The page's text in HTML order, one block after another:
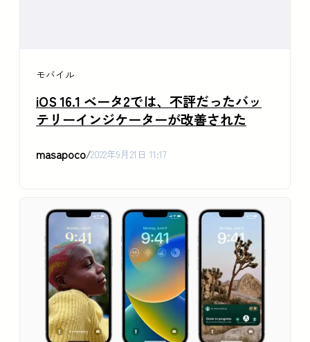
モバイル
iOS 16.1 ベータ2では、不評だったバッ
テリーインジケーターが改善された
masapoco/2022年9月21日 11:17